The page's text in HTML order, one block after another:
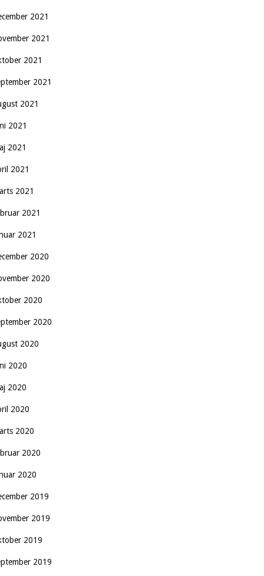
2021
2021
2021
2021
2021
2021
2021
2021
2021
2021
2021
2020
2020
2020
2020
2020
2020
2020
2020
2020
2020
2020
2019
2019
2019
2019